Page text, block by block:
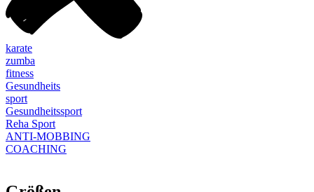
karate
zumba
fitness
Gesundheits
sport
Gesundheitssport
Reha Sport
ANTI-MOBBING
COACHING